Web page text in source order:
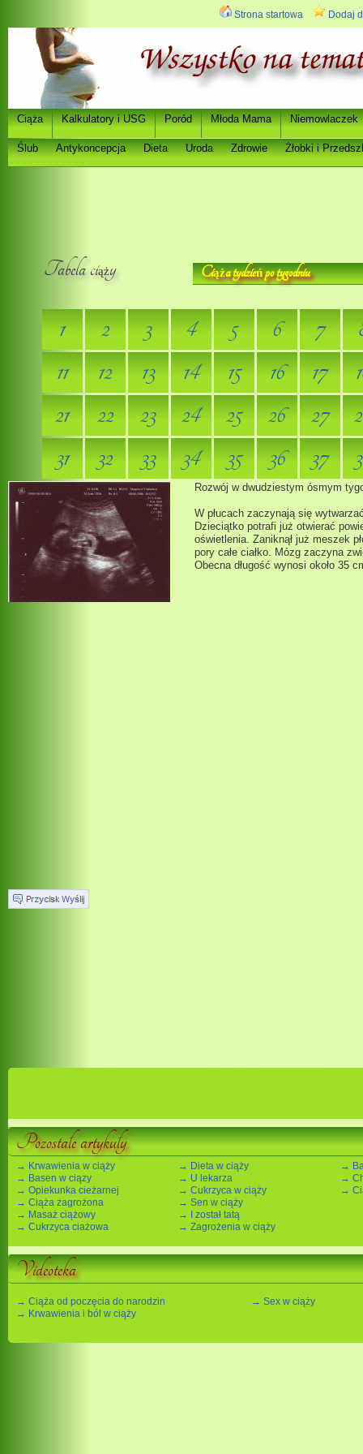
Strona startowa Dodaj
Ciąża Kalkulatory i USG Poród Młoda Mama Niemowlaczek
Ślub Antykoncepcja Dieta Uroda Zdrowie Żłobki i
Ciąża tydzieńpo tygodniu
Tabela ciąży
1 2 3 4 5 6 7
11
12 13 14 15 16 17
21
22 23 24 25 26 27
31
32 33 34 35 36 37
Rozwój w dwudziestym ósmym
W płucach zaczynają się
Dzieciątko potrafi już otwierać
oświetlenia. Zaniknął już meszek
pory całe ciałko. Mózg zaczyna
Obecna długość wynosi około 35
Pozostałe artykuły
→ Krwawienia w ciąży
→ Basen w ciązy
→ Opiekunka cieżarnej
→ Ciąża zagrożona
→ Masaż ciążowy
→ Cukrzyca ciażowa
→ Dieta w ciąży
→ U lekarza
→ Cukrzyca w ciąży
→ Sen w ciąży
→ I został tatą
→ Zagrożenia w ciąży
→
→
→
Videoteka
→ Ciąża od poczęcia do narodzin
→ Krwawienia i ból w ciąży
→ Sex w ciąży